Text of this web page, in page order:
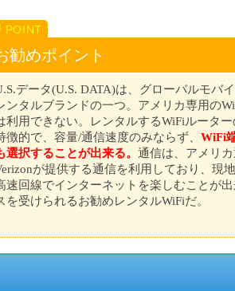
勧めポイント
データ(U.S. DATA)は、グローバルモバ
ンタルブランドの一つ。アメリカ専用の
利用できない。レンタルするWiFiルータ
徴的で、容量/通信速度のみならず、WiFi
選択することが出来る。通信は、アメリ
が提供する通信を利用しており、現
速回線でインターネットを楽しむことが
を受けられるお勧めレンタルWiFiだ。